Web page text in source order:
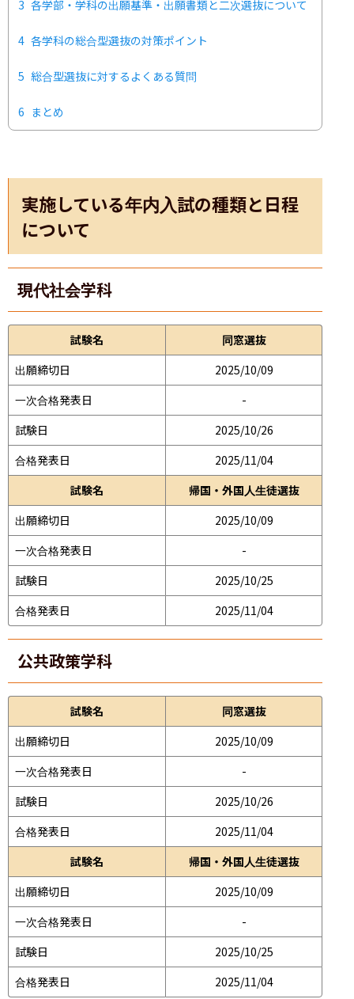
3 各学部・学科の出願基準・出願書類と二次選抜について
4 各学科の総合型選抜の対策ポイント
5 総合型選抜に対するよくある質問
6 まとめ
実施している年内入試の種類と日程
について
現代社会学科
試験名
同窓選抜
出願締切日
2025/10/09
一次合格発表日
-
試験日
2025/10/26
合格発表日
2025/11/04
試験名
帰国・外国人生徒選抜
出願締切日
2025/10/09
一次合格発表日
-
試験日
2025/10/25
合格発表日
2025/11/04
公共政策学科
試験名
同窓選抜
出願締切日
2025/10/09
一次合格発表日
-
試験日
2025/10/26
合格発表日
2025/11/04
試験名
帰国・外国人生徒選抜
出願締切日
2025/10/09
一次合格発表日
-
試験日
2025/10/25
合格発表日
2025/11/04